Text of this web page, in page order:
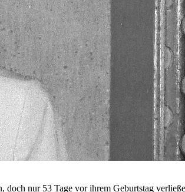
nur 53 Tage vor ihrem Geburtstag